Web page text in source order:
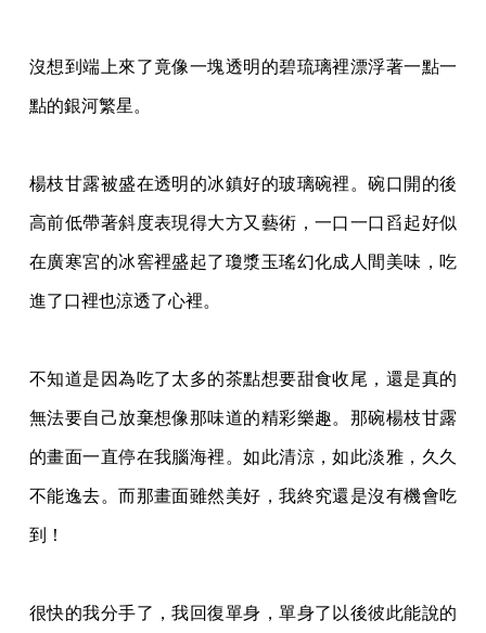
沒想到端上來了竟像一塊透明的碧琉璃裡漂浮著一點一
點的銀河繁星。
楊枝甘露被盛在透明的冰鎮好的玻璃碗裡。碗口開的後
高前低帶著斜度表現得大方又藝術，一口一口舀起好似
在廣寒宮的冰窖裡盛起了瓊漿玉瑤幻化成人間美味，吃
進了口裡也涼透了心裡。
不知道是因為吃了太多的茶點想要甜食收尾，還是真的
無法要自己放棄想像那味道的精彩樂趣。那碗楊枝甘露
的畫面一直停在我腦海裡。如此清涼，如此淡雅，久久
不能逸去。而那畫面雖然美好，我終究還是沒有機會吃
到！
很快的我分手了，我回復單身，單身了以後彼此能說的